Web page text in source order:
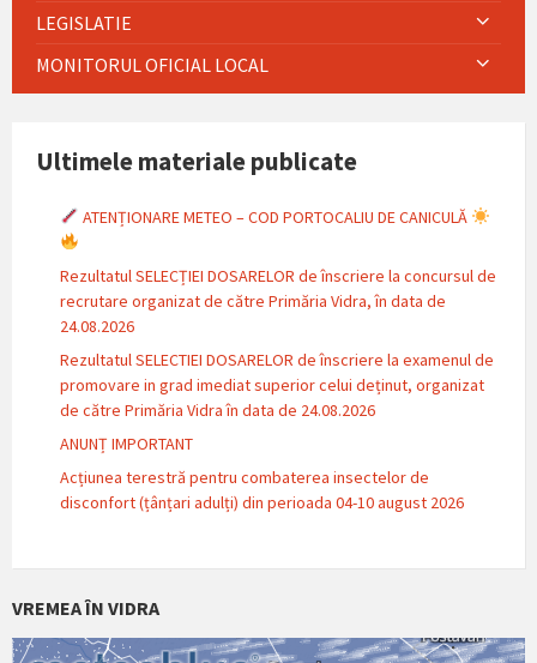
LEGISLATIE
MONITORUL OFICIAL LOCAL
Ultimele materiale publicate
ATENȚIONARE METEO – COD PORTOCALIU DE CANICULĂ
Rezultatul SELECȚIEI DOSARELOR de înscriere la concursul de
recrutare organizat de către Primăria Vidra, în data de
24.08.2026
Rezultatul SELECTIEI DOSARELOR de înscriere la examenul de
promovare in grad imediat superior celui deținut, organizat
de către Primăria Vidra în data de 24.08.2026
ANUNȚ IMPORTANT
Acțiunea terestră pentru combaterea insectelor de
disconfort (țânțari adulți) din perioada 04-10 august 2026
VREMEA ÎN VIDRA